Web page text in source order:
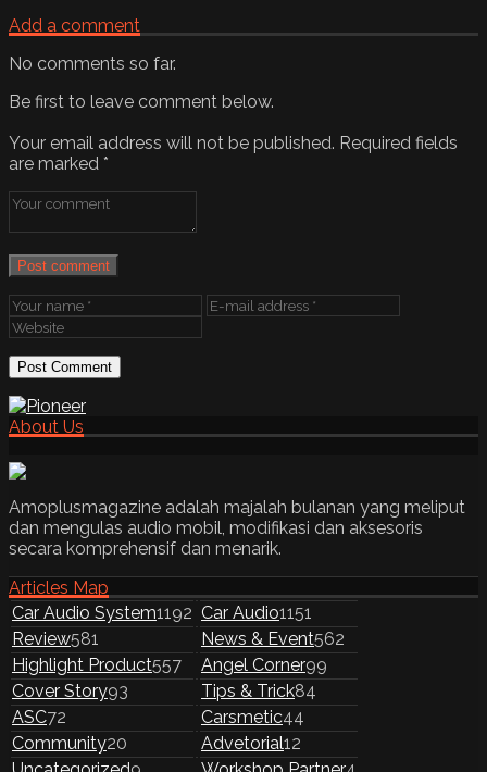
Add a comment
No comments so far.
Be first to leave comment below.
Your email address will not be published. Required fields
are marked *
Post comment
About Us
Amoplusmagazine adalah majalah bulanan yang meliput
dan mengulas audio mobil, modifikasi dan aksesoris
secara komprehensif dan menarik.
Articles Map
Car Audio System1192 Car Audio1151
Review581 News & Event562
Highlight Product557 Angel Corner99
Cover Story93 Tips & Trick84
ASC72 Carsmetic44
Community20 Advetorial12